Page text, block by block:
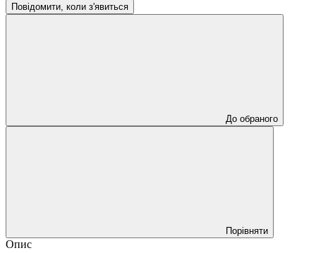
Повідомити, коли з'явиться
До обраного
Порівняти
Опис